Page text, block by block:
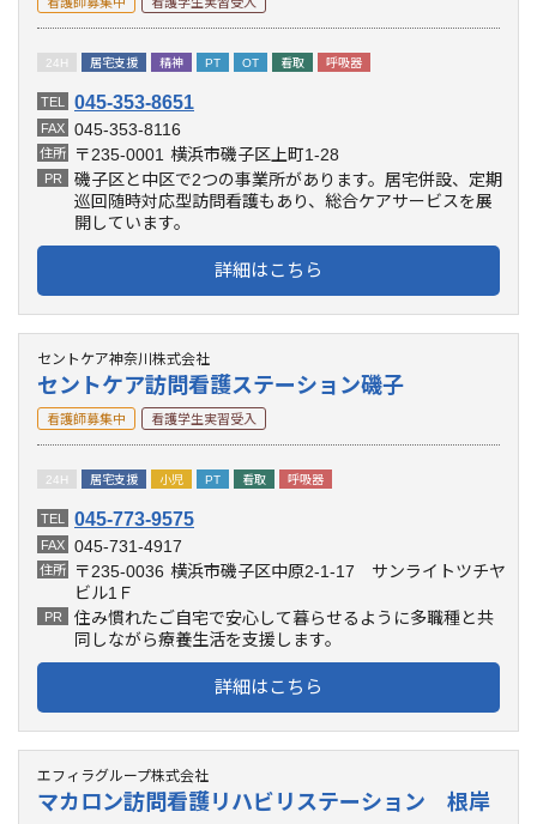
24H 居宅支援 精神 PT OT 看取 呼吸器
TEL 045-353-8651
FAX 045-353-8116
住所 〒235-0001 横浜市磯子区上町1-28
PR
磯子区と中区で2つの事業所があります。居宅併設、定期
巡回随時対応型訪問看護もあり、総合ケアサービスを展
開しています。
詳細はこちら
セントケア神奈川株式会社
セントケア訪問看護ステーション磯子
看護師募集中 看護学生実習受入
24H 居宅支援 小児 PT 看取 呼吸器
TEL 045-773-9575
FAX 045-731-4917
住所 〒235-0036 横浜市磯子区中原2-1-17 サンライトツチヤ
ビル1Ｆ
PR
住み慣れたご自宅で安心して暮らせるように多職種と共
同しながら療養生活を支援します。
詳細はこちら
エフィラグループ株式会社
マカロン訪問看護リハビリステーション 根岸